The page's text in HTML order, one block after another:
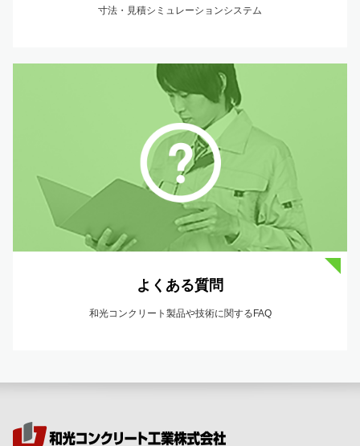
寸法・見積シミュレーションシステム
よくある質問
和光コンクリート製品や技術に関するFAQ